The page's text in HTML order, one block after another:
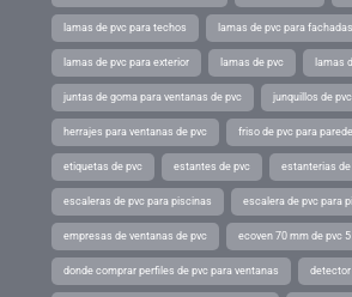
lamas de pvc para techos lamas de pvc para
lamas de pvc para exterior lamas de pvc lamas
juntas de goma para ventanas de pvc junquillos de pvc
herrajes para ventanas de pvc friso de pvc para
etiquetas de pvc estantes de pvc estanterias de
escaleras de pvc para piscinas escalera de pvc para
empresas de ventanas de pvc ecoven 70 mm de pvc
donde comprar perfiles de pvc para ventanas detector